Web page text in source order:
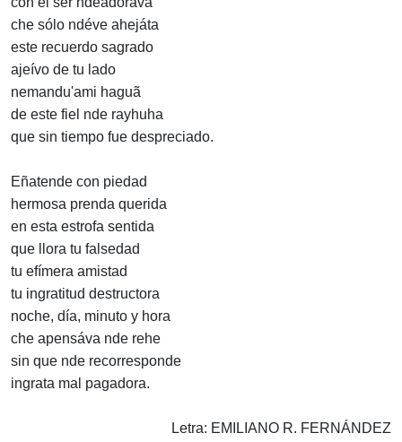
che sólo ndéve ahejáta
este recuerdo sagrado
ajeívo de tu lado
nemandu'ami haguã
de este fiel nde rayhuha
que sin tiempo fue despreciado.
Eñatende con piedad
hermosa prenda querida
en esta estrofa sentida
que llora tu falsedad
tu efímera amistad
tu ingratitud destructora
noche, día, minuto y hora
che apensáva nde rehe
sin que nde recorresponde
ingrata mal pagadora.
Letra: EMILIANO R. FERNÁNDEZ